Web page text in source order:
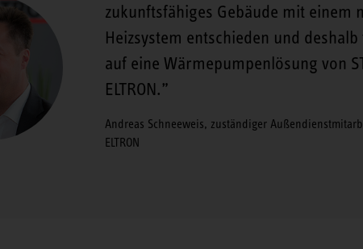
zukunftsfähiges Gebäude mit einem
Heizsystem entschieden und
auf eine Wärmepumpenlösung von
ELTRON.
Andreas Schneeweis, zuständiger
ELTRON